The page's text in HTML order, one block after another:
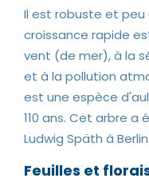
Il est robuste et
croissance rapide
vent (de mer), à la
et à la pollution
est une espèce
110 ans. Cet arbre a
Ludwig Späth à Berlin.
Feuilles et